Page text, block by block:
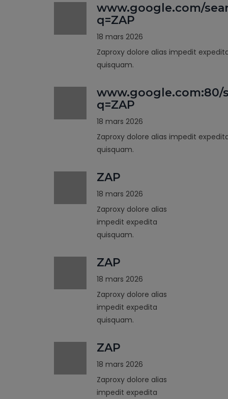
www.google.com/
q=ZAP
18 mars 2026
Zaproxy dolore alias impedit
quisquam.
www.google.com:80/
q=ZAP
18 mars 2026
Zaproxy dolore alias impedit
quisquam.
ZAP
18 mars 2026
Zaproxy dolore alias
impedit expedita
quisquam.
ZAP
18 mars 2026
Zaproxy dolore alias
impedit expedita
quisquam.
ZAP
18 mars 2026
Zaproxy dolore alias
impedit expedita